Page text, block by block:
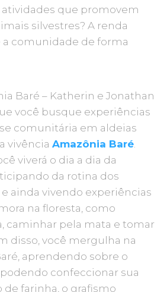
que promovem
silvestres? A renda
a comunidade de forma
Baré – Katherin e Jonathan
você busque experiências
comunitária em aldeias
vivência Amazônia Baré
viverá o dia a dia da
da rotina dos
ainda vivendo experiências
na floresta, como
caminhar pela mata e tomar
disso, você mergulha na
aprendendo sobre o
confeccionar sua
de farinha, o grafismo